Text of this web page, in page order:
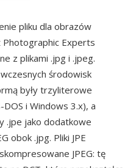
pliku dla obrazów
Photographic Experts
z plikami .jpg i .jpeg.
środowisk
były trzyliterowe
i Windows 3.x), a
.jpe jako dodatkowe
obok .jpg. Pliki JPE
JPEG: tę